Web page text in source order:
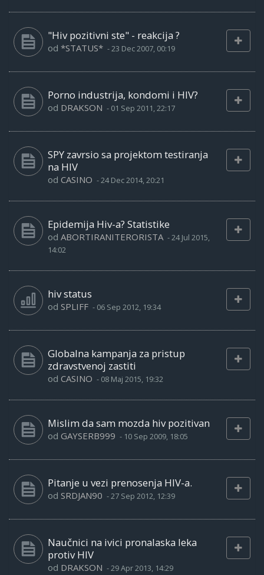
"Hiv pozitivni ste" - reakcija ?
od *STATUS* -23 Dec 2007, 00:19
Porno industrija, kondomi i HIV?
od DRAKSON - 01 Sep 2011, 22:17
SPY zavrsio sa projektom testiranja
na HIV
od CASINO -24 Dec 2014, 20:21
Epidemija Hiv-a? Statistike
od ABORTIRANITERORISTA -24 Jul 2015,
14:02
hiv status
od SPLIFF - 06 Sep 2012, 19:34
Globalna kampanja za pristup
zdravstvenoj zastiti
od CASINO - 08 Maj 2015, 19:32
Mislim da sam mozda hiv pozitivan
od GAYSERB999 - 10 Sep 2009, 18:05
Pitanje u vezi prenosenja HIV-a.
od SRDJAN90 -27 Sep 2012, 12:39
Naučnici na ivici pronalaska leka
protiv HIV
od DRAKSON -29 Apr 2013, 14:29